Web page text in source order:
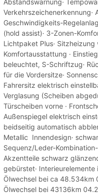
Abstandswarnung·
Verkehrszeichenerkennung·
Geschwindigkeits-
(hold assist)· 3-Zonen-
Lichtpaket Plus· Sitzheizung
Komfortausstattung ·
beleuchtet, S-Schriftzug·
für die Vordersitze·
Fahrersitz elektrisch
Verglasung (Scheiben
Türscheiben vorne ·
Außenspiegel elektrisch
beidseitig automatisch
Metallic Innendesign·
Sequenz/Leder-
Akzentteile schwarz
gebürstet·
Ölwechsel bei ca 48.534km
Ölwechsel bei 43136km